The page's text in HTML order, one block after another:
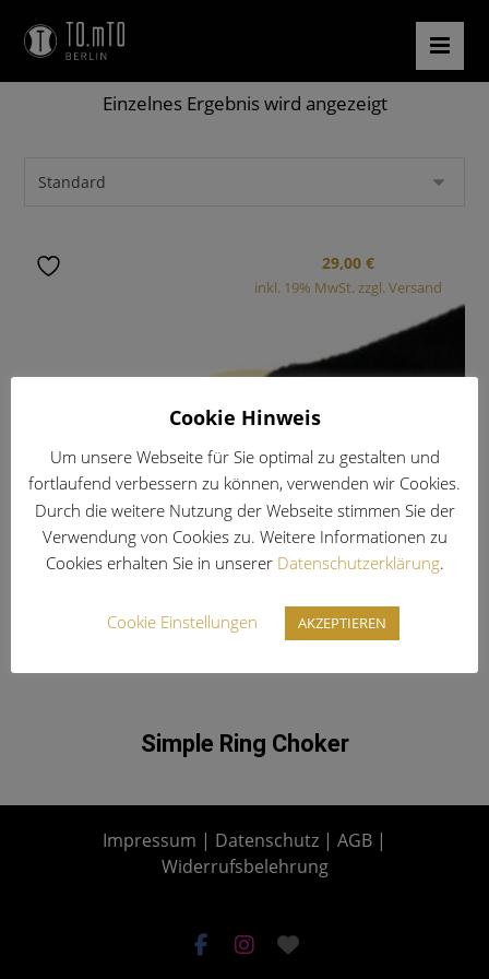
Einzelnes Ergebnis wird angezeigt
Simple Ring Choker
29,00 €
inkl. 19% MwSt. zzgl. Versand
Impressum | Datenschutz | AGB |
Widerrufsbelehrung
Cookie Hinweis
Um unsere Webseite für Sie optimal zu gestalten und
fortlaufend verbessern zu können, verwenden wir Cookies.
Durch die weitere Nutzung der Webseite stimmen Sie der
Verwendung von Cookies zu. Weitere Informationen zu
Cookies erhalten Sie in unserer Datenschutzerklärung.
Cookie Einstellungen AKZEPTIEREN